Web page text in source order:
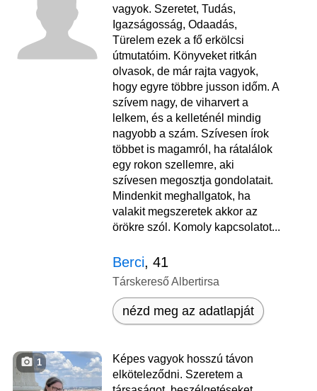
vagyok. Szeretet, Tudás,
Igazságosság, Odaadás,
Türelem ezek a fő erkölcsi
útmutatóim. Könyveket ritkán
olvasok, de már rajta vagyok,
hogy egyre többre jusson időm. A
szívem nagy, de viharvert a
lelkem, és a kelleténél mindig
nagyobb a szám. Szívesen írok
többet is magamról, ha rátalálok
egy rokon szellemre, aki
szívesen megosztja gondolatait.
Mindenkit meghallgatok, ha
valakit megszeretek akkor az
örökre szól. Komoly kapcsolatot...
Berci, 41
Társkereső Albertirsa
nézd meg az adatlapját
1
Képes vagyok hosszú távon
elköteleződni. Szeretem a